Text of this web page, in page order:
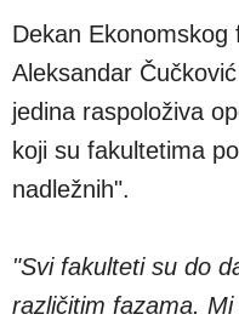
Dekan
Aleksandar
jedina raspoloživa
koji su fakultetima
nadležnih".
"Svi fakulteti su do
različitim fazama.